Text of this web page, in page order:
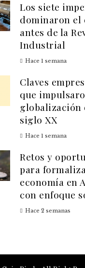
Los siete
dominaron el
antes de la
Industrial
Hace 1 semana
Claves
que
globalización
siglo XX
Hace 1 semana
Retos y
para
economía en
con enfoque
Hace 2 semanas